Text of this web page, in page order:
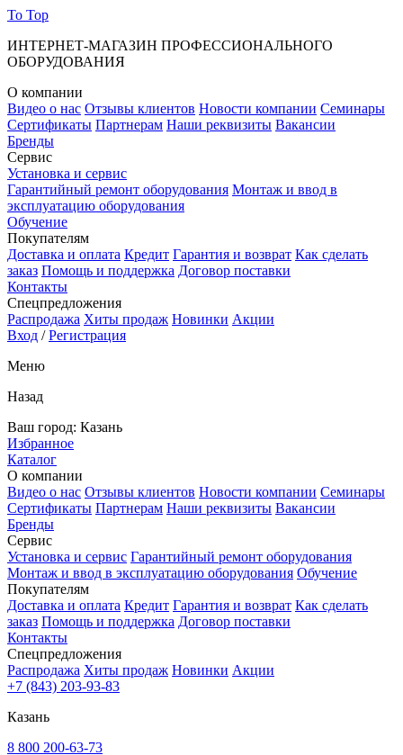
To Top
ИНТЕРНЕТ-МАГАЗИН ПРОФЕССИОНАЛЬНОГО
ОБОРУДОВАНИЯ
О компании
Видео о нас Отзывы клиентов Новости компании Семинары
Сертификаты Партнерам Наши реквизиты Вакансии
Бренды
Сервис
Установка и сервис
Гарантийный ремонт оборудования Монтаж и ввод в
эксплуатацию оборудования
Обучение
Покупателям
Доставка и оплата Кредит Гарантия и возврат Как сделать
заказ Помощь и поддержка Договор поставки
Контакты
Спецпредложения
Распродажа Хиты продаж Новинки Акции
Вход /Регистрация
Меню
Назад
Ваш город: Казань
Избранное
Каталог
О компании
Видео о нас Отзывы клиентов Новости компании Семинары
Сертификаты Партнерам Наши реквизиты Вакансии
Бренды
Сервис
Установка и сервис Гарантийный ремонт оборудования
Монтаж и ввод в эксплуатацию оборудования Обучение
Покупателям
Доставка и оплата Кредит Гарантия и возврат Как сделать
заказ Помощь и поддержка Договор поставки
Контакты
Спецпредложения
Распродажа Хиты продаж Новинки Акции
+7 (843) 203-93-83
Казань
8 800 200-63-73